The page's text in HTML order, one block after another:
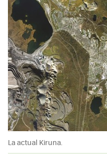
La actual Kiruna.